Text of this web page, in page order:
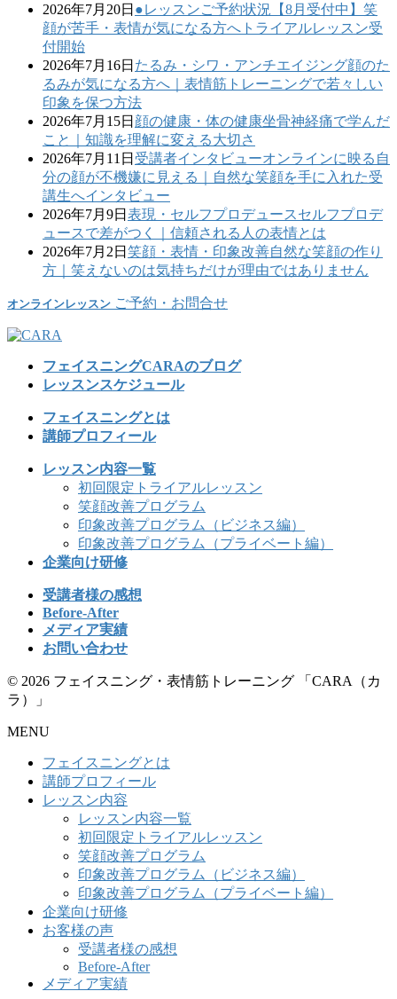
2026年7月20日 ●レッスンご予約状況 【8月受付中】笑
顔が苦手・表情が気になる方へトライアルレッスン受
付開始
2026年7月16日 たるみ・シワ・アンチエイジング顔のた
るみが気になる方へ｜表情筋トレーニングで若々しい
印象を保つ方法
2026年7月15日 顔の健康・体の健康坐骨神経痛で学んだ
こと｜知識を理解に変える大切さ
2026年7月11日 受講者インタビューオンラインに映る自
分の顔が不機嫌に見える｜自然な笑顔を手に入れた受
講生へインタビュー
2026年7月9日 表現・セルフプロデュースセルフプロデ
ュースで差がつく｜信頼される人の表情とは
2026年7月2日 笑顔・表情・印象改善自然な笑顔の作り
方｜笑えないのは気持ちだけが理由ではありません
オンラインレッスン ご予約・お問合せ
フェイスニングCARAのブログ
レッスンスケジュール
フェイスニングとは
講師プロフィール
レッスン内容一覧
初回限定トライアルレッスン
笑顔改善プログラム
印象改善プログラム（ビジネス編）
印象改善プログラム（プライベート編）
企業向け研修
受講者様の感想
Before-After
メディア実績
お問い合わせ
© 2026 フェイスニング・表情筋トレーニング 「CARA（カ
ラ）」
MENU
フェイスニングとは
講師プロフィール
レッスン内容
レッスン内容一覧
初回限定トライアルレッスン
笑顔改善プログラム
印象改善プログラム（ビジネス編）
印象改善プログラム（プライベート編）
企業向け研修
お客様の声
受講者様の感想
Before-After
メディア実績